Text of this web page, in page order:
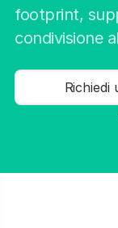
footprint,
condivisione
Richiedi